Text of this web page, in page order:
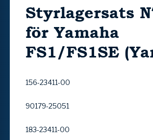
Styrlagersats
för Yamaha
FS1/FS1SE
156-23411-00
90179-25051
183-23411-00